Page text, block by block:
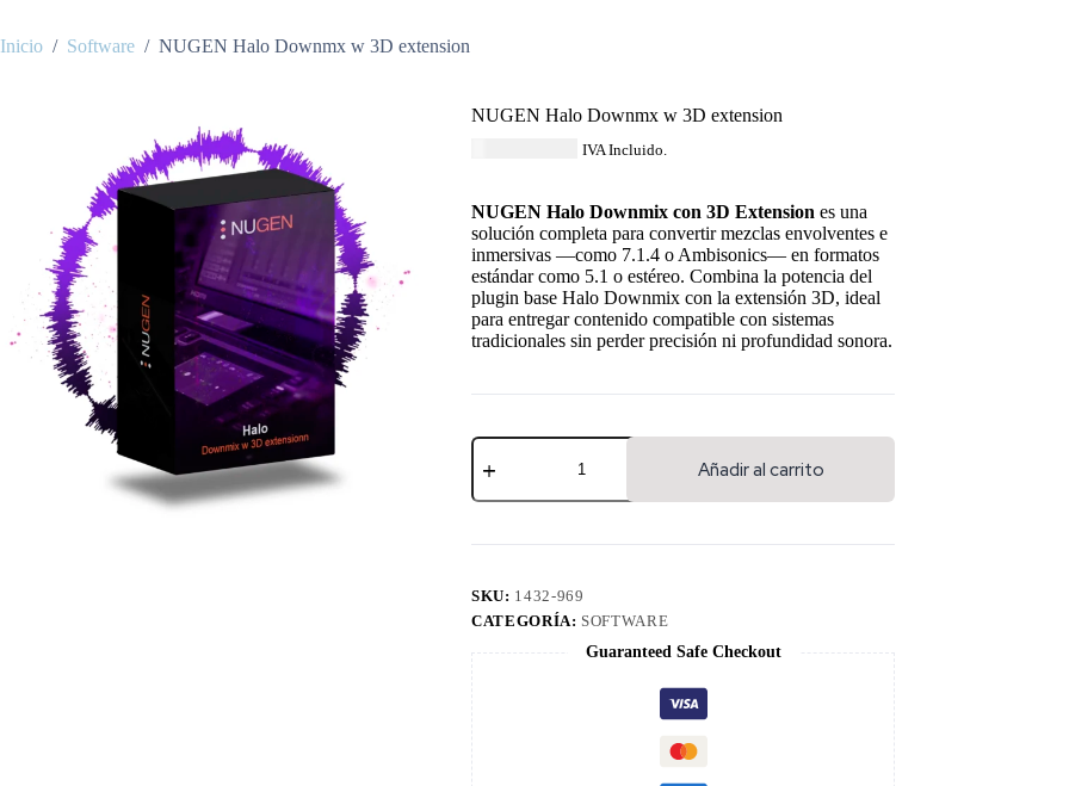
Inicio / Software / NUGEN Halo Downmx w 3D extension
NUGEN Halo Downmx w 3D extension
IVA Incluido.
NUGEN Halo Downmix con 3D Extension es una
solución completa para convertir mezclas envolventes e
inmersivas —como 7.1.4 o Ambisonics— en formatos
estándar como 5.1 o estéreo. Combina la potencia del
plugin base Halo Downmix con la extensión 3D, ideal
para entregar contenido compatible con sistemas
tradicionales sin perder precisión ni profundidad sonora.
Añadir al carrito
SKU: 1432-969
CATEGORÍA: SOFTWARE
Guaranteed Safe Checkout